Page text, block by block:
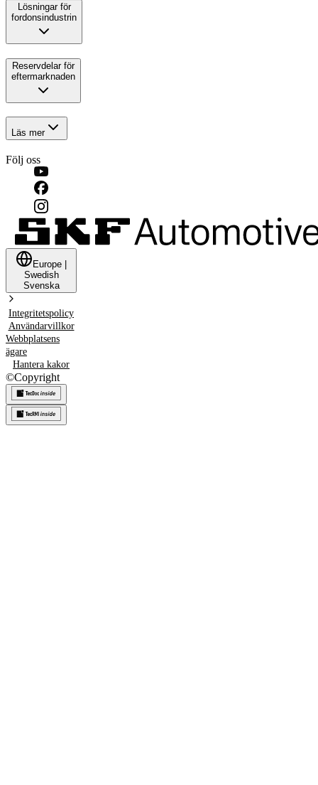
Lösningar för
fordonsindustrin
Reservdelar för
eftermarknaden
Läs mer
Följ oss
Europe
Swedish
Svenska
Integritetspolicy
Användarvillkor
Webbplatsens
ägare
Hantera kakor
©Copyright